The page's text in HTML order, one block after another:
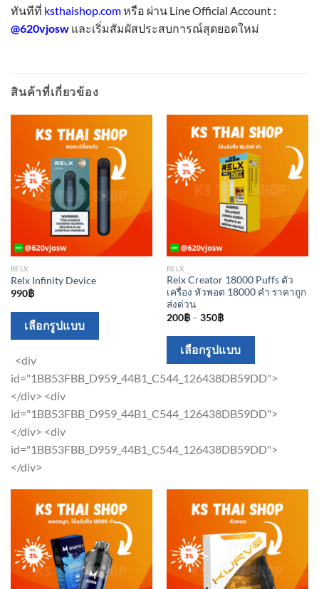
ทันทีที่ ksthaishop.comหรือ ผ่าน Line Official Account :
@620vjosw และเริ่มสัมผัสประสบการณ์สุดยอดใหม่
สินค้าที่เกี่ยวข้อง
RELX
Relx Infinity Device
990฿
เลือกรูปแบบ
multiple
The
may
the
product
page
<div
id="1BB53FBB_D959_44B1_C544_126438DB59DD">
</div> <div
id="1BB53FBB_D959_44B1_C544_126438DB59DD">
</div> <div
id="1BB53FBB_D959_44B1_C544_126438DB59DD">
</div>
RELX
Relx Creator 18000 Puffs ตัว
เครื่อง หัวพอต 18000 คำ ราคาถูก
ส่งด่วน
200฿– 350฿
เลือกรูปแบบ
has
variants.
options
be
chosen
on
the
product
page